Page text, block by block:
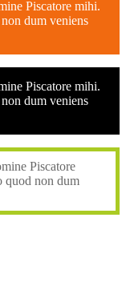
Piscatore mihi.
dum veniens
Piscatore mihi.
dum veniens
Piscatore
quod non dum